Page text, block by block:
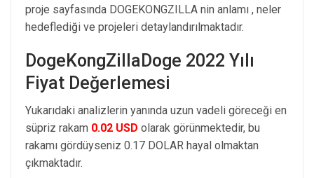
proje sayfasında DOGEKONGZILLA nin anlamı , neler
hedeflediği ve projeleri detaylandırılmaktadır.
DogeKongZillaDoge 2022 Yılı
Fiyat Değerlemesi
Yukarıdaki analizlerin yanında uzun vadeli göreceği en
süpriz rakam 0.02 USD olarak görünmektedir, bu
rakamı gördüyseniz 0.17 DOLAR hayal olmaktan
çıkmaktadır.